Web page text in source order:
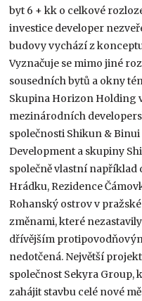
byt 6 + kk o celkové
investice developer
budovy vychází z
Vyznačuje se mimo jiné
sousedních bytů a okny
Skupina Horizon Holding
mezinárodních
společnosti Shikun &
Development a skupiny
společně vlastní například
Hrádku, Rezidence
Rohanský ostrov v
změnami, které
dřívějším
nedotčená. Největší
společnost Sekyra
zahájit stavbu celé nové